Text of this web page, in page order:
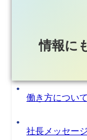
情報に
働き方について
社長メッセージ